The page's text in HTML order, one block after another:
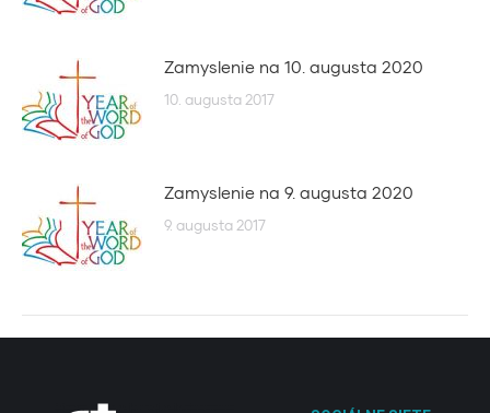
Zamyslenie na 10. augusta 2020
10. augusta 2017
Zamyslenie na 9. augusta 2020
9. augusta 2017